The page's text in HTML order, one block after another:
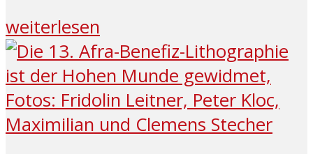
weiterlesen